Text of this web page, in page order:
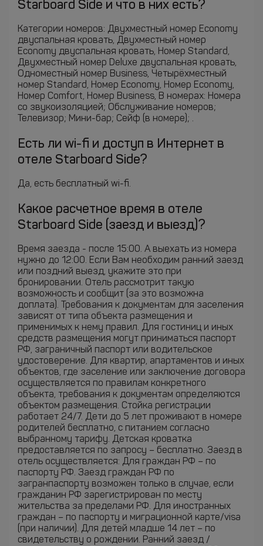
Starboard Side и что в них есть?
Категории номеров: Двухместный номер Economy
двуспальная кровать, Двухместный номер
Economy двуспальная кровать, Номер Standard,
Двухместный номер Deluxe двуспальная кровать,
Одноместный номер Business, Четырёхместный
номер Standard, Номер Economy, Номер Economy,
Номер Comfort, Номер Business, В номерах: Номера
со звукоизоляцией; Обслуживание номеров;
Телевизор; Мини-бар; Сейф (в номере); .
Есть ли wi-fi и доступ в Интернет в
отеле Starboard Side?
Да, есть бесплатный wi-fi.
Какое расчетное время в отеле
Starboard Side (заезд и выезд)?
Время заезда - после 15:00. А выехать из номера
нужно до 12:00. Если Вам необходим ранний заезд
или поздний выезд, укажите это при
бронировании. Отель рассмотрит такую
возможность и сообщит (за это возможна
доплата). Требования к документам для заселения
зависят от типа объекта размещения и
применимых к нему правил. Для гостиниц и иных
средств размещения могут приниматься паспорт
РФ, заграничный паспорт или водительское
удостоверение. Для квартир, апартаментов и иных
объектов, где заселение или заключение договора
осуществляется по правилам конкретного
объекта, требования к документам определяются
объектом размещения. Стойка регистрации
работает 24/7. Дети до 5 лет проживают в номере
родителей бесплатно, с питанием согласно
выбранному тарифу. Детская кроватка
предоставляется по запросу – бесплатно. Заезд в
отель осуществляется: Для граждан РФ – по
паспорту РФ. Заезд граждан РФ по
загранпаспорту возможен только в случае, если
гражданин РФ зарегистрирован по месту
жительства за пределами РФ. Для иностранных
граждан – по паспорту и миграционной карте/visa
(при наличии). Для детей младше 14 лет – по
свидетельству о рождении. Ранний заезд /